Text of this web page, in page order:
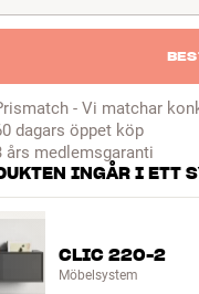
- Vi matchar
dagars öppet köp
års medlemsgaranti
INGÅR I ETT
CLIC 220-2
Möbelsystem